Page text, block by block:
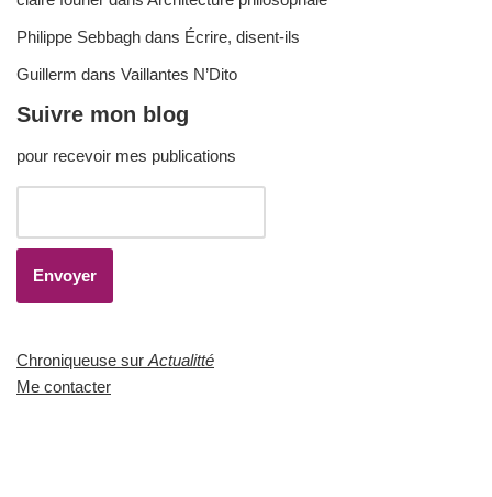
Philippe Sebbagh dans Écrire, disent-ils
Guillerm dans Vaillantes N’Dito
Suivre mon blog
pour recevoir mes publications
Chroniqueuse sur Actualitté
Me contacter